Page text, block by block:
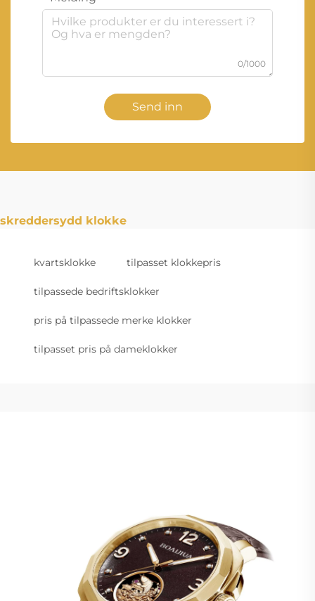
0/1000
Send inn
skreddersydd klokke
kvartsklokke tilpasset klokkepris
tilpassede bedriftsklokker
pris på tilpassede merke klokker
tilpasset pris på dameklokker